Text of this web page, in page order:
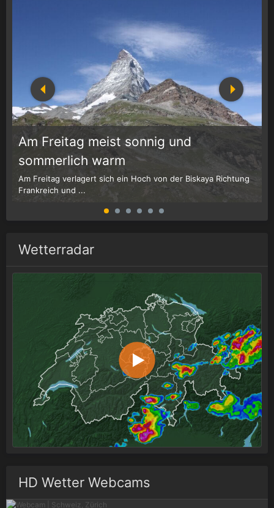
Am Freitag meist sonnig und
sommerlich warm
Am Freitag verlagert sich ein Hoch von der Biskaya Richtung
Frankreich und ...
Wetterradar
HD Wetter Webcams